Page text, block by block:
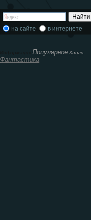
на сайте в интернете
Популярное Книги
Фантастика